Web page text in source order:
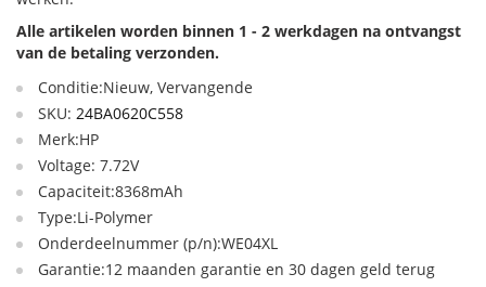
Alle artikelen worden binnen 1 - 2 werkdagen na ontvangst
van de betaling verzonden.
Conditie:Nieuw, Vervangende
SKU: 24BA0620C558
Merk:HP
Voltage: 7.72V
Capaciteit:8368mAh
Type:Li-Polymer
Onderdeelnummer (p/n):WE04XL
Garantie:12 maanden garantie en 30 dagen geld terug